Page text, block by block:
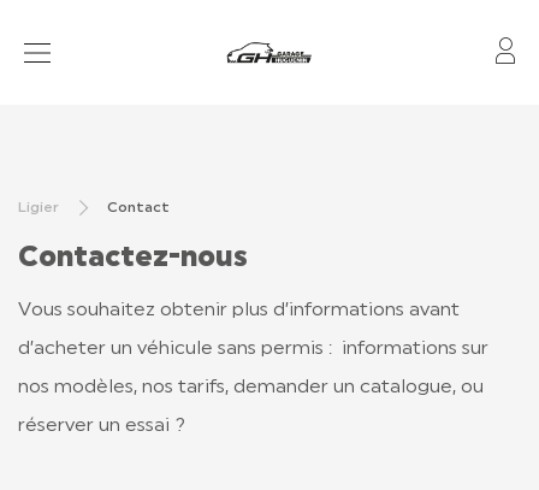
APRÈS-VENTE
FINANCEMENT & ASSURANCE
CONTACT
Ligier Contact
Contactez-nous
Vous souhaitez obtenir plus d’informations avant
d’acheter un véhicule sans permis : informations sur
nos modèles, nos tarifs, demander un catalogue, ou
réserver un essai ?